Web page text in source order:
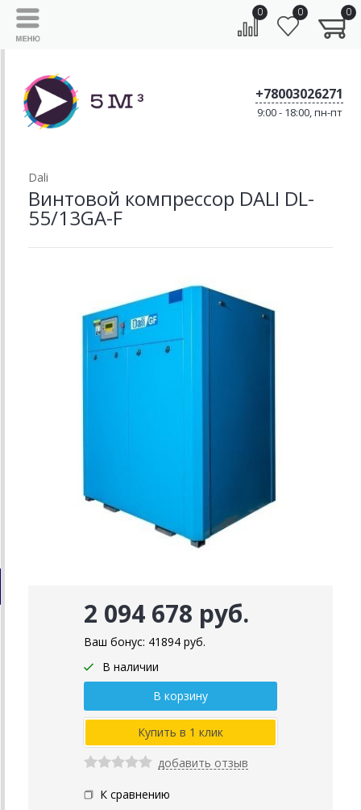
0 0 0
+78003026271
9:00 - 18:00, пн-пт
Dali
Винтовой компрессор DALI DL-
55/13GA-F
2 094 678 руб.
Ваш бонус: 41894 руб.
В наличии
добавить отзыв
К сравнению